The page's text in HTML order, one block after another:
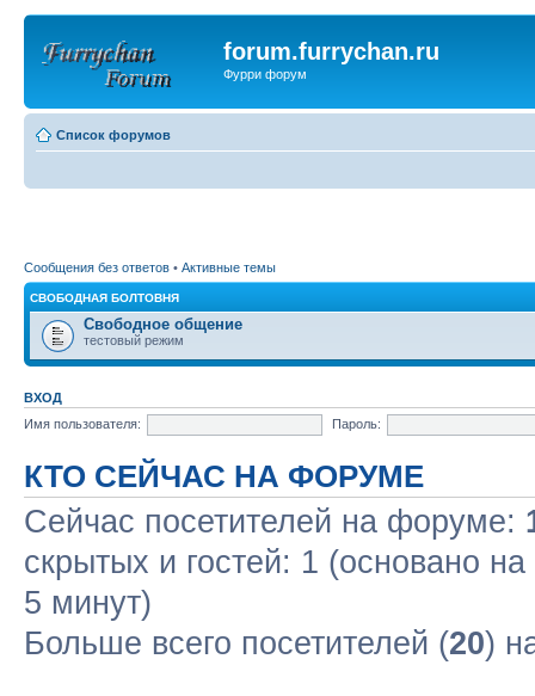
forum.furrychan.ru
Фурри форум
Список форумов
Сообщения без ответов • Активные темы
СВОБОДНАЯ БОЛТОВНЯ
Свободное общение
тестовый режим
ВХОД
Имя пользователя:
Пароль:
КТО СЕЙЧАС НА ФОРУМЕ
Сейчас посетителей на форуме:
скрытых и гостей: 1 (основано
5 минут)
Больше всего посетителей (20)